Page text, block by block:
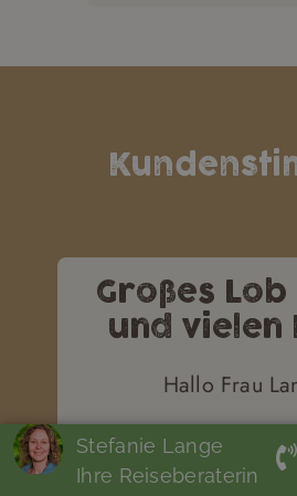
Großes Lob
und vielen
Hallo Frau
leider etwas spät,
immer noch voller
Stefanie Lange
Ihre Reiseberaterin